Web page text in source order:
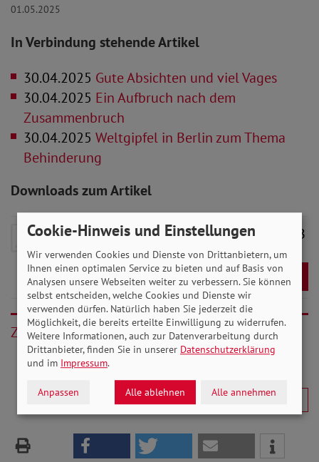
01.05.2025
In Verbindung stehende Artikel
30.04.2025 Gute Absichten und viel Vages
30.04.2025 Ein Aufbruch nach dem
Zusammenbruch
30.04.2025 Weltgipfel in Berlin zum Thema
Behinderung
Downloads zum Artikel
25_05_Bremen_Hamburg.pdf - 9 MB
Download
Zurück
Cookie-Hinweis und Einstellungen
Wir verwenden Cookies und Dienste von Drittanbietern, um
Ihnen einen optimalen Service zu bieten und auf Basis von
Analysen unsere Webseiten weiter zu verbessern. Sie können
selbst entscheiden, welche Cookies und Dienste wir
verwenden dürfen. Natürlich haben Sie jederzeit die
Möglichkeit, die bereits erteilte Einwilligung zu widerrufen.
Weitere Informationen, auch zur Datenverarbeitung durch
Drittanbieter, finden Sie in unserer Datenschutzerklärung
und im Impressum.
Anpassen Alle ablehnen Alle annehmen